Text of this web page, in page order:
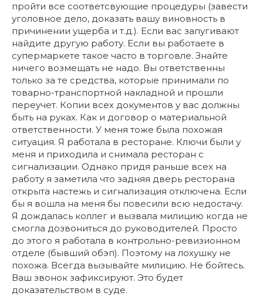
пройти все соответсвующие процедуры (завести
уголовное дело, доказать вашу виновность в
причинении ущерба и т.д.). Если вас запугивают
найдите другую работу. Если вы работаете в
супермаркете такое часто в торговле. Знайте
ничего возмещать не надо. Вы ответственны
только за те средства, которые принимали по
товарно-транспортной накладной и прошли
переучет. Копии всех документов у вас должны
быть на руках. Как и договор о материальной
ответственности. У меня тоже была похожая
ситуация. Я работала в ресторане. Ключи были у
меня и приходила и снимала ресторан с
сигнализации. Однако придя раньше всех на
работу я заметила что задняя дверь ресторана
открыта настежь и сигнализация отключена. Если
бы я вошла на меня бы повесили всю недостачу.
Я дождалась коллег и вызвала милицию когда не
смогла дозвониться до руководителей. Просто
до этого я работала в контрольно-ревизионном
отделе (бывший обэп). Поэтому на лохушку не
похожа. Всегда вызывайте милицию. Не бойтесь.
Ваш звонок зафиксируют. Это будет
доказательством в суде.